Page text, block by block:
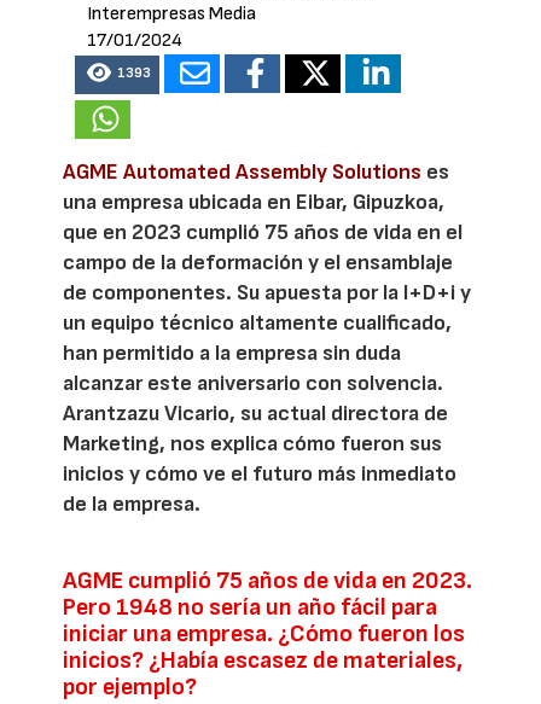
Interempresas Media
17/01/2024
1393
AGME Automated Assembly Solutions es
una empresa ubicada en Eibar, Gipuzkoa,
que en 2023 cumplió 75 años de vida en el
campo de la deformación y el ensamblaje
de componentes. Su apuesta por la I+D+i y
un equipo técnico altamente cualificado,
han permitido a la empresa sin duda
alcanzar este aniversario con solvencia.
Arantzazu Vicario, su actual directora de
Marketing, nos explica cómo fueron sus
inicios y cómo ve el futuro más inmediato
de la empresa.
AGME cumplió 75 años de vida en 2023.
Pero 1948 no sería un año fácil para
iniciar una empresa. ¿Cómo fueron los
inicios? ¿Había escasez de materiales,
por ejemplo?